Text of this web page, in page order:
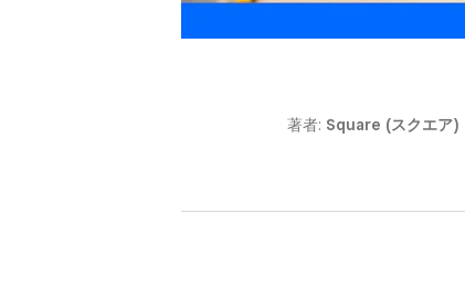
著者: Square (スクエア)